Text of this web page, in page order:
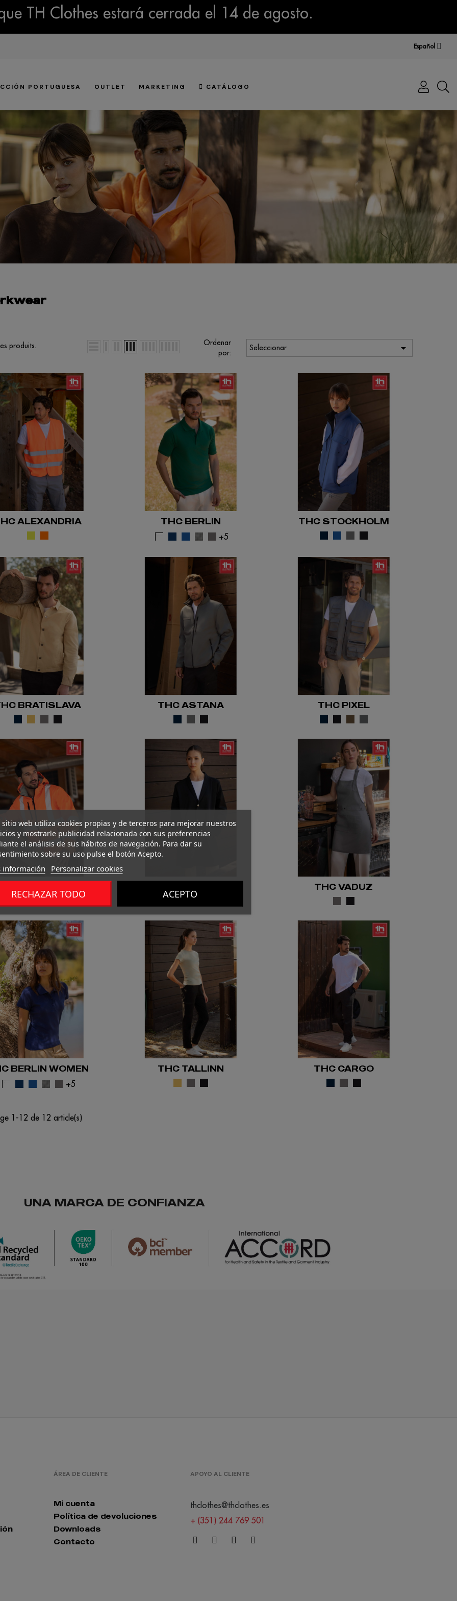
TH Clothes estará cerrada el 14 de agosto.
Español
PORTUGUESA OUTLET MARKETING CATÁLOGO
produits.
Ordenar
por:
Seleccionar 
ALEXANDRIA
THC BERLIN
+5
THC STOCKHOLM
BRATISLAVA THC ASTANA THC PIXEL
THC VADUZ
BERLIN WOMEN
+5
THC TALLINN THC CARGO
1-12 de 12 article(s)
UNA MARCA DE CONFIANZA
ÁREA DE CLIENTE
Mi cuenta
Política de devoluciones
Downloads
Contacto
APOYO AL CLIENTE
thclothes@thclothes.es
+ (351) 244 769 501
sitio web utiliza cookies propias y de terceros para mejorar nuestros
y mostrarle publicidad relacionada con sus preferencias
el análisis de sus hábitos de navegación. Para dar su
sobre su uso pulse el botón Acepto.
información Personalizar cookies
RECHAZAR TODO ACEPTO